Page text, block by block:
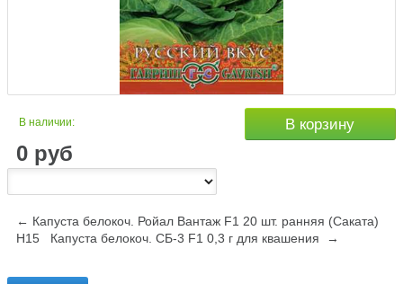
В наличии:
0 руб
В корзину
← Капуста белокоч. Ройал Вантаж F1 20 шт. ранняя (Саката)
Н15
Капуста белокоч. СБ-3 F1 0,3 г для квашения →